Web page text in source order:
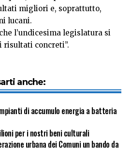
migliori e, soprattutto,
lucani.
l’undicesima legislatura si
risultati concreti”.
anche:
di accumulo energia a batteria
per i nostri beni culturali
urbana dei Comuni un bando da